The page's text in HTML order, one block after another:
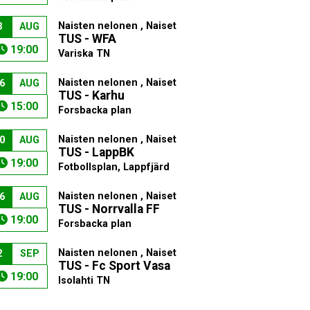
AUG
19:00
Naisten nelonen , Naiset
TUS - WFA
Variska TN
AUG
15:00
Naisten nelonen , Naiset
TUS - Karhu
Forsbacka plan
AUG
19:00
Naisten nelonen , Naiset
TUS - LappBK
Fotbollsplan, Lappfjärd
AUG
19:00
Naisten nelonen , Naiset
TUS - Norrvalla FF
Forsbacka plan
SEP
19:00
Naisten nelonen , Naiset
TUS - Fc Sport Vasa
Isolahti TN